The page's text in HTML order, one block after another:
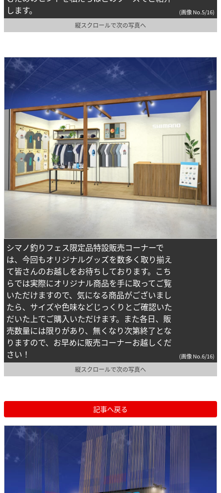
します。
(画像 No.5/16)
縦スクロールで次の写真へ
シマノ釣りフェス限定品特設販売コーナーで
は、今回もオリジナルグッズを数多く取り揃え
て皆さんのお越しをお待ちしております。こち
らでは実際にオリジナル商品を手に取ってご覧
いただけますので、気になる商品がございまし
たら、サイズや色味などじっくりとご確認いた
だいた上でご購入いただけます。また各日、販
売数量には限りがあり、無くなり次第終了とな
りますので、お早めに販売コーナーお越しくだ
さい！
(画像 No.6/16)
縦スクロールで次の写真へ
記事へ戻る